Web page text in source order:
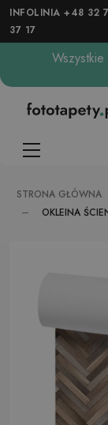
INFOLINIA +48 32
37 17
STRONA GŁÓWNA
OKLEINA